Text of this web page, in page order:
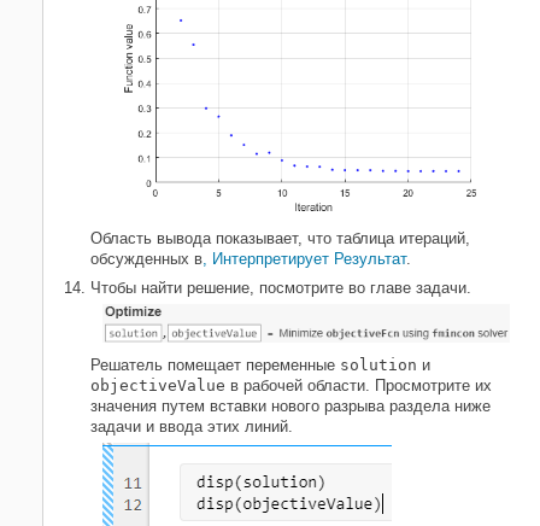
Область вывода показывает, что таблица итераций,
обсужденных в, Интерпретирует Результат.
Чтобы найти решение, посмотрите во главе задачи.
Решатель помещает переменные solution и
objectiveValue в рабочей области. Просмотрите их
значения путем вставки нового разрыва раздела ниже
задачи и ввода этих линий.